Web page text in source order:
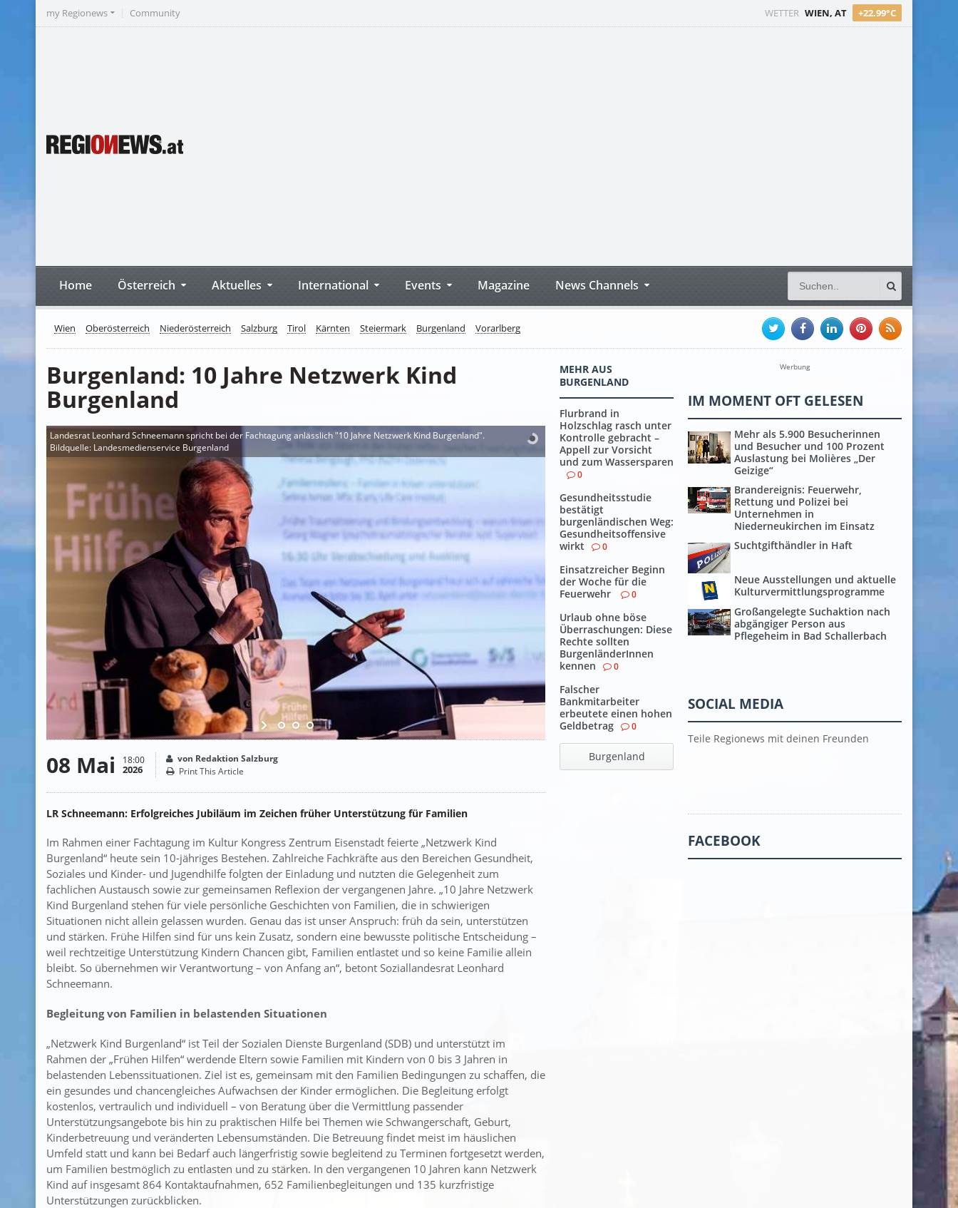
WETTER WIEN, AT +22.99°C
my Regionews Community
Home Österreich Aktuelles International Events Magazine News Channels
Wien Oberösterreich Niederösterreich Salzburg Tirol Kärnten Steiermark Burgenland Vorarlberg
Burgenland: 10 Jahre Netzwerk Kind
Burgenland
Landesrat Leonhard Schneemann spricht bei der Fachtagung anlässlich "10 Jahre Netzwerk Kind Burgenland".
Bildquelle: Landesmedienservice Burgenland
08 Mai 18:00
2026
von Redaktion Salzburg
Print This Article
LR Schneemann: Erfolgreiches Jubiläum im Zeichen früher Unterstützung für Familien
Im Rahmen einer Fachtagung im Kultur Kongress Zentrum Eisenstadt feierte „Netzwerk Kind
Burgenland“ heute sein 10-jähriges Bestehen. Zahlreiche Fachkräfte aus den Bereichen Gesundheit,
Soziales und Kinder- und Jugendhilfe folgten der Einladung und nutzten die Gelegenheit zum
fachlichen Austausch sowie zur gemeinsamen Reflexion der vergangenen Jahre. „10 Jahre Netzwerk
Kind Burgenland stehen für viele persönliche Geschichten von Familien, die in schwierigen
Situationen nicht allein gelassen wurden. Genau das ist unser Anspruch: früh da sein, unterstützen
und stärken. Frühe Hilfen sind für uns kein Zusatz, sondern eine bewusste politische Entscheidung –
weil rechtzeitige Unterstützung Kindern Chancen gibt, Familien entlastet und so keine Familie allein
bleibt. So übernehmen wir Verantwortung – von Anfang an“, betont Soziallandesrat Leonhard
Schneemann.
Begleitung von Familien in belastenden Situationen
„Netzwerk Kind Burgenland“ ist Teil der Sozialen Dienste Burgenland (SDB) und unterstützt im
Rahmen der „Frühen Hilfen“ werdende Eltern sowie Familien mit Kindern von 0 bis 3 Jahren in
belastenden Lebenssituationen. Ziel ist es, gemeinsam mit den Familien Bedingungen zu schaffen, die
ein gesundes und chancengleiches Aufwachsen der Kinder ermöglichen. Die Begleitung erfolgt
kostenlos, vertraulich und individuell – von Beratung über die Vermittlung passender
Unterstützungsangebote bis hin zu praktischen Hilfe bei Themen wie Schwangerschaft, Geburt,
Kinderbetreuung und veränderten Lebensumständen. Die Betreuung findet meist im häuslichen
Umfeld statt und kann bei Bedarf auch längerfristig sowie begleitend zu Terminen fortgesetzt werden,
um Familien bestmöglich zu entlasten und zu stärken. In den vergangenen 10 Jahren kann Netzwerk
Kind auf insgesamt 864 Kontaktaufnahmen, 652 Familienbegleitungen und 135 kurzfristige
Unterstützungen zurückblicken.
MEHR AUS
BURGENLAND
Flurbrand in
Holzschlag rasch unter
Kontrolle gebracht –
Appell zur Vorsicht
und zum Wassersparen
0
Gesundheitsstudie
bestätigt
burgenländischen Weg:
Gesundheitsoffensive
wirkt
0
Einsatzreicher Beginn
der Woche für die
Feuerwehr
0
Urlaub ohne böse
Überraschungen: Diese
Rechte sollten
BurgenländerInnen
kennen
0
Falscher
Bankmitarbeiter
erbeutete einen hohen
Geldbetrag
0
Burgenland
Werbung
IM MOMENT OFT GELESEN
Mehr als 5.900 Besucherinnen
und Besucher und 100 Prozent
Auslastung bei Molières „Der
Geizige“
Brandereignis: Feuerwehr,
Rettung und Polizei bei
Unternehmen in
Niederneukirchen im Einsatz
Suchtgifthändler in Haft
Neue Ausstellungen und aktuelle
Kulturvermittlungsprogramme
Großangelegte Suchaktion nach
abgängiger Person aus
Pflegeheim in Bad Schallerbach
SOCIAL MEDIA
Teile Regionews mit deinen Freunden
FACEBOOK